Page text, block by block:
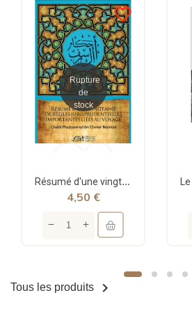
favorite_border
Rupture
de
stock
Résumé d'une vingtaine de règles jurisprudentielles liées au voyage - Bazmoul - Héritage...
4,50 €
Tous les produits 